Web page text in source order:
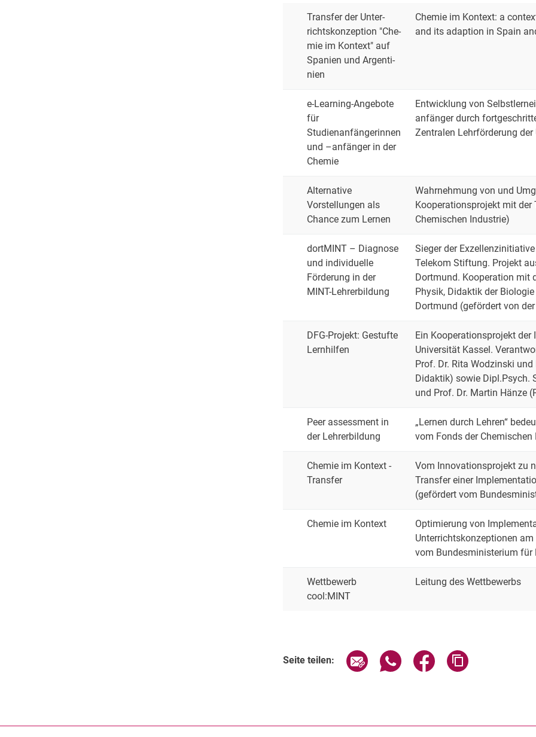
Trans­fer der Un­ter­
richts­kon­zep­ti­on "Che­
mie im Kon­text" auf
Spa­ni­en und Ar­gen­ti­
ni­en
Chemie im Kontext: a
and its adaption in Spain
e-Learning-Angebote
für
Studienanfängerinnen
und –anfänger in der
Chemie
Entwicklung von
anfänger durch
Zentralen Lehrförderung
Alternative
Vorstellungen als
Chance zum Lernen
Wahrnehmung von und
Kooperationsprojekt mit der
Chemischen Industrie)
dortMINT – Diagnose
und individuelle
Förderung in der
MINT-Lehrerbildung
Sieger der
Telekom Stiftung. Projekt
Dortmund. Kooperation mit
Physik, Didaktik der
Dortmund (gefördert von
DFG-Projekt: Gestufte
Lernhilfen
Ein Kooperationsprojekt der
Universität Kassel.
Prof. Dr. Rita Wodzinski
Didaktik) sowie Dipl.Psych.
und Prof. Dr. Martin Hänze
Peer assessment in
der Lehrerbildung
„Lernen durch Lehren“
vom Fonds der Chemischen
Chemie im Kontext -
Transfer
Vom Innovationsprojekt zu
Transfer einer
(gefördert vom
Chemie im Kontext
Optimierung von
Unterrichtskonzeptionen
vom Bundesministerium für
Wettbewerb
cool:MINT
Leitung des Wettbewerbs
Seite teilen: Seite über E-Mail teilen
Seite über WhatsApp teilen
Seite über Facebook